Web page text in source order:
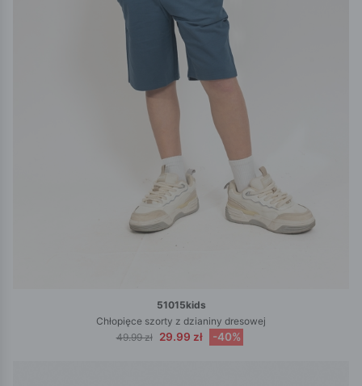
51015kids
Chłopięce szorty z dzianiny dresowej
49.99 zł
29.99 zł -40%